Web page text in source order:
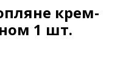
крем-
1 шт.